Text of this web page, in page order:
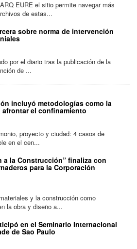
EURE el sitio permite navegar más
de estas...
sobre norma de intervención
por el diario tras la publicación de la
de ...
incluyó metodologías como la
afrontar el confinamiento
proyecto y ciudad: 4 casos de
en el cen...
a la Construcción” finaliza con
para la Corporación
y la construcción como
la obra y diseño a...
en el Seminario Internacional
de Sao Paulo